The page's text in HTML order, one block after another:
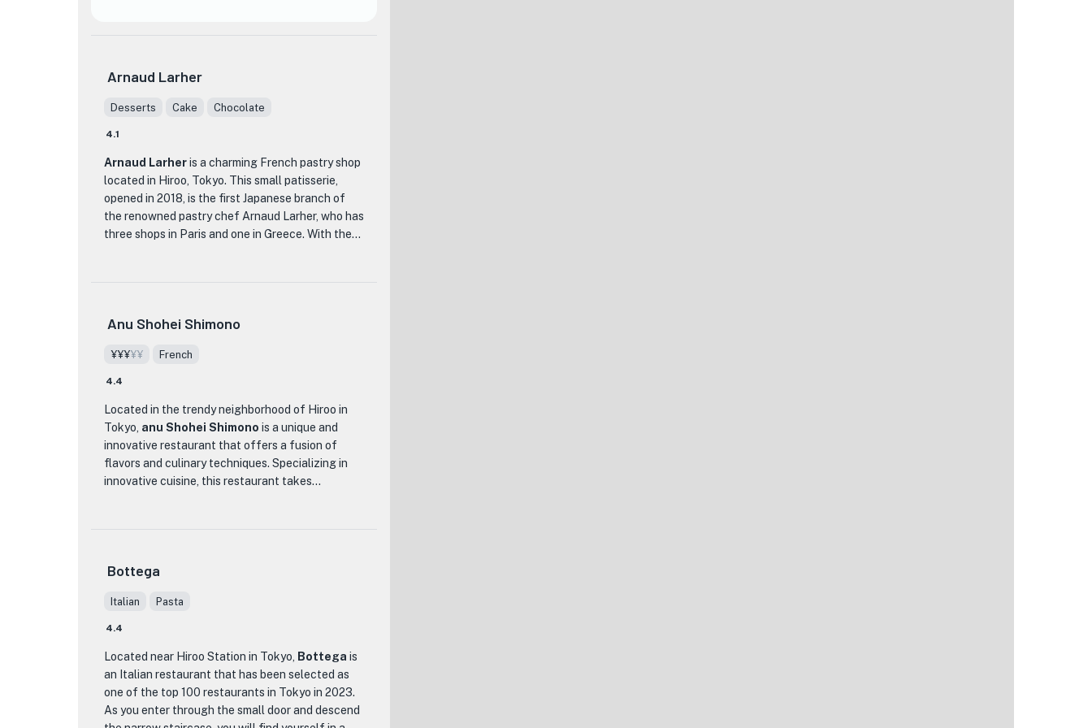
味组合。
鲜和肉类。餐厅致力于使用高品质食材，确保每道
Ponte del Piatto 的特色之一是他们只提供套餐，需
要提前准备。不过，如果你当天预订，并且食材齐
全，他们会很乐意为你服务。
体验主厨 Tadanai 的艺术，尽情享受 Ponte del
Piatto 现代意大利美食的精致风味。立即预订餐
Arnaud Larher
Desserts Cake Chocolate
4.1
Arnaud Larheris a charming French pastry shop
located in Hiroo, Tokyo. This small patisserie,
opened in 2018, is the first Japanese branch of
the renowned pastry chef Arnaud Larher, who has
three shops in Paris and one in Greece. With the
hearts of Parisians.
At Arnaud Larher, you can indulge in a wide
variety of exquisite French pastries. From cakes
meticulously crafted with attention to detail and
a focus on vibrant colors. The menu features a
range of flavors and textures, ensuring there is
something to satisfy every palate. Whether you're
celebrating a special occasion or simply treating
The interior of the shop is elegant and inviting,
feel right at home. The display cases are filled
with an array of beautifully presented pastries,
Larher are friendly and knowledgeable, always
ready to assist you in choosing the perfect treat
or answering any questions you may have.
Anu Shohei Shimono
¥¥¥¥¥ French
4.4
Located in the trendy neighborhood of Hiroo in
Tokyo, anu Shohei Shimono is a unique and
innovative restaurant that offers a fusion of
flavors and culinary techniques. Specializing in
innovative cuisine, this restaurant takes
The menu at anu Shohei Shimono is a culinary
flavors and textures. From the moment you step
into the restaurant, you are greeted by a sleek
unforgettable dining experience. The attention
to detail is evident in every aspect, from the
beautifully plated dishes to the impeccable
service.
Bottega
Italian Pasta
4.4
Located near Hiroo Station in Tokyo, Bottega is
an Italian restaurant that has been selected as
one of the top 100 restaurants in Tokyo in 2023.
As you enter through the small door and descend